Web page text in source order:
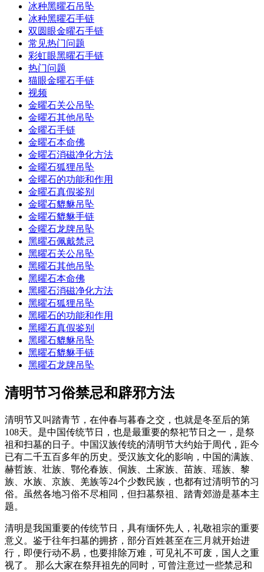
冰种黑曜石吊坠
冰种黑曜石手链
双圆眼金曜石手链
常见热门问题
彩虹眼黑曜石手链
热门问题
猫眼金曜石手链
视频
金曜石关公吊坠
金曜石其他吊坠
金曜石手链
金曜石本命佛
金曜石消磁净化方法
金曜石狐狸吊坠
金曜石的功能和作用
金曜石真假鉴别
金曜石貔貅吊坠
金曜石貔貅手链
金曜石龙牌吊坠
黑曜石佩戴禁忌
黑曜石关公吊坠
黑曜石其他吊坠
黑曜石本命佛
黑曜石消磁净化方法
黑曜石狐狸吊坠
黑曜石的功能和作用
黑曜石真假鉴别
黑曜石貔貅吊坠
黑曜石貔貅手链
黑曜石龙牌吊坠
清明节习俗禁忌和辟邪方法
清明节又叫踏青节，在仲春与暮春之交，也就是冬至后的第
108天。是中国传统节日，也是最重要的祭祀节日之一，是祭
祖和扫墓的日子。中国汉族传统的清明节大约始于周代，距今
已有二千五百多年的历史。受汉族文化的影响，中国的满族、
赫哲族、壮族、鄂伦春族、侗族、土家族、苗族、瑶族、黎
族、水族、京族、羌族等24个少数民族，也都有过清明节的习
俗。虽然各地习俗不尽相同，但扫墓祭祖、踏青郊游是基本主
题。
清明是我国重要的传统节日，具有缅怀先人，礼敬祖宗的重要
意义。鉴于往年扫墓的拥挤，部分百姓甚至在三月就开始进
行，即便行动不易，也要排除万难，可见礼不可废，国人之重
视了。 那么大家在祭拜祖先的同时，可曾注意过一些禁忌和